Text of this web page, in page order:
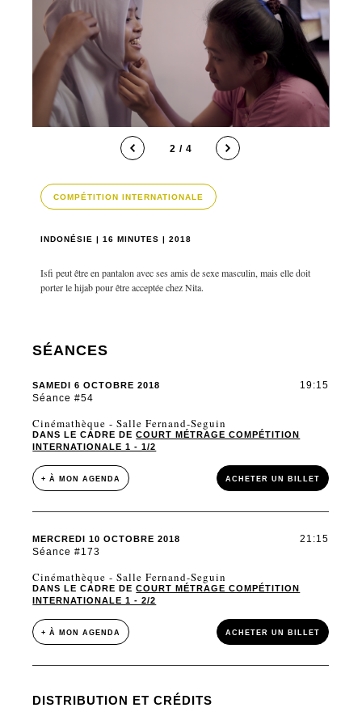
2 / 4
COMPÉTITION INTERNATIONALE
INDONÉSIE | 16 MINUTES | 2018
Isfi peut être en pantalon avec ses amis de sexe masculin, mais elle doit
porter le hijab pour être acceptée chez Nita.
SÉANCES
SAMEDI 6 OCTOBRE 2018
Séance #54
19:15
Cinémathèque - Salle Fernand-Seguin
DANS LE CADRE DECOURT MÉTRAGE COMPÉTITION
INTERNATIONALE 1 - 1/2
+ À MON AGENDA ACHETER UN BILLET
MERCREDI 10 OCTOBRE 2018
Séance #173
21:15
Cinémathèque - Salle Fernand-Seguin
DANS LE CADRE DECOURT MÉTRAGE COMPÉTITION
INTERNATIONALE 1 - 2/2
+ À MON AGENDA ACHETER UN BILLET
DISTRIBUTION ET CRÉDITS